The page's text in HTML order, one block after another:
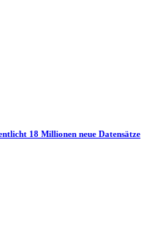
18 Millionen neue Datensätze